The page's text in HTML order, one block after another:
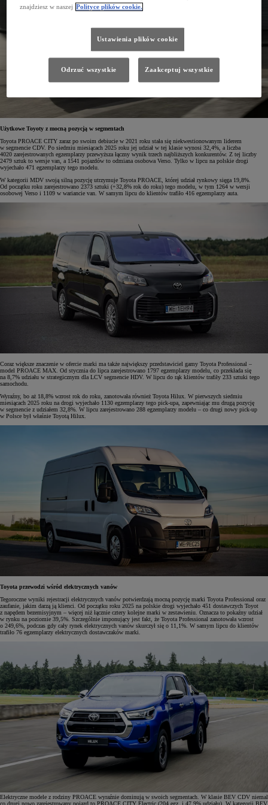
Użytkowe Toyoty z mocną pozycją w segmentach
Toyota PROACE CITY zaraz po swoim debiucie w 2021 roku stała się niekwestionowanym liderem
w segmencie CDV. Po siedmiu miesiącach 2025 roku jej udział w tej klasie wynosi 32,4%, a liczba
4020 zarejestrowanych egzemplarzy przewyższa łączny wynik trzech najbliższych konkurentów. Z tej liczby
2479 sztuk to wersje van, a 1541 pojazdów to odmiana osobowa Verso. Tylko w lipcu na polskie drogi
wyjechało 471 egzemplarzy tego modelu.
W kategorii MDV swoją silną pozycję utrzymuje Toyota PROACE, której udział rynkowy sięga 19,8%.
Od początku roku zarejestrowano 2373 sztuki (+32,8% rok do roku) tego modelu, w tym 1264 w wersji
osobowej Verso i 1109 w wariancie van. W samym lipcu do klientów trafiło 416 egzemplarzy auta.
Coraz większe znaczenie w ofercie marki ma także największy przedstawiciel gamy Toyota Professional –
model PROACE MAX. Od stycznia do lipca zarejestrowano 1797 egzemplarzy modelu, co przekłada się
na 8,7% udziału w strategicznym dla LCV segmencie HDV. W lipcu do rąk klientów trafiły 233 sztuki tego
samochodu.
Wyraźny, bo aż 18,8% wzrost rok do roku, zanotowała również Toyota Hilux. W pierwszych siedmiu
miesiącach 2025 roku na drogi wyjechało 1130 egzemplarzy tego pick-upa, zapewniając mu drugą pozycję
w segmencie z udziałem 32,8%. W lipcu zarejestrowano 288 egzemplarzy modelu – co drugi nowy pick-up
w Polsce był właśnie Toyotą Hilux.
Toyota przewodzi wśród elektrycznych vanów
Tegoroczne wyniki rejestracji elektrycznych vanów potwierdzają mocną pozycję marki Toyota Professional oraz
zaufanie, jakim darzą ją klienci. Od początku roku 2025 na polskie drogi wyjechało 451 dostawczych Toyot
z napędem bezemisyjnym – więcej niż łącznie cztery kolejne marki w zestawieniu. Oznacza to pokaźny udział
w rynku na poziomie 39,5%. Szczególnie imponujący jest fakt, że Toyota Professional zanotowała wzrost
o 249,6%, podczas gdy cały rynek elektrycznych vanów skurczył się o 11,1%. W samym lipcu do klientów
trafiło 76 egzemplarzy elektrycznych dostawczaków marki.
Elektryczne modele z rodziny PROACE wyraźnie dominują w swoich segmentach. W klasie BEV CDV niemal
co drugi nowo zarejestrowany pojazd to PROACE CITY Electric (204 egz. i 47,9% udziału). W kategorii BEV
znajdziesz w naszej Polityce plików cookie.
Ustawienia plików cookie
Odrzuć wszystkie Zaakceptuj wszystkie